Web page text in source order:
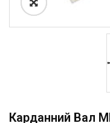
Карданний Вал